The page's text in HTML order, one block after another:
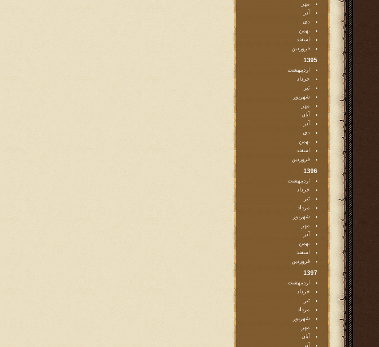
مهر
آذر
دی
بهمن
اسفند
فروردین
1395
اردیبهشت
خرداد
تیر
شهریور
مهر
آبان
آذر
دی
بهمن
اسفند
فروردین
1396
اردیبهشت
خرداد
تیر
مرداد
شهریور
مهر
آذر
بهمن
اسفند
فروردین
1397
اردیبهشت
خرداد
تیر
مرداد
شهریور
مهر
آبان
آذر